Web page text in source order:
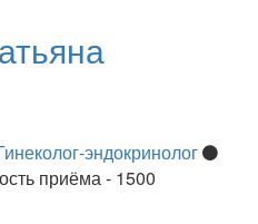
эндокринолог
приёма - 1500